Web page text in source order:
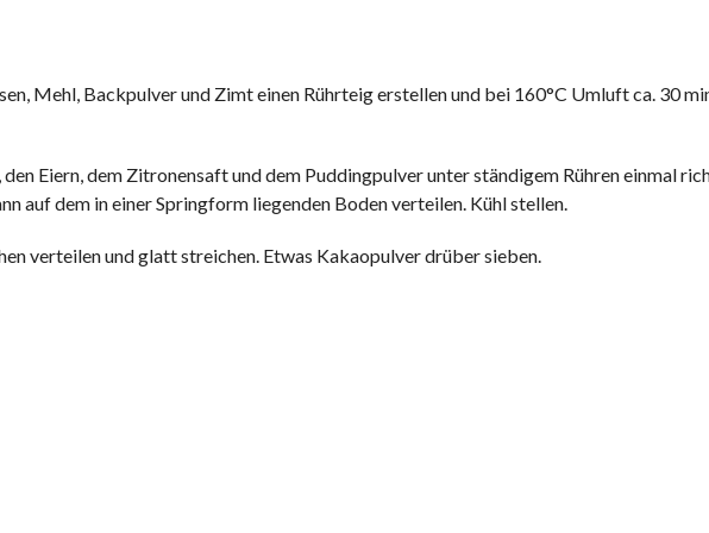
Mehl, Backpulver und Zimt einen Rührteig erstellen und bei 160°C Umluft ca. 30
Eiern, dem Zitronensaft und dem Puddingpulver unter ständigem Rühren einmal
auf dem in einer Springform liegenden Boden verteilen. Kühl stellen.
verteilen und glatt streichen. Etwas Kakaopulver drüber sieben.